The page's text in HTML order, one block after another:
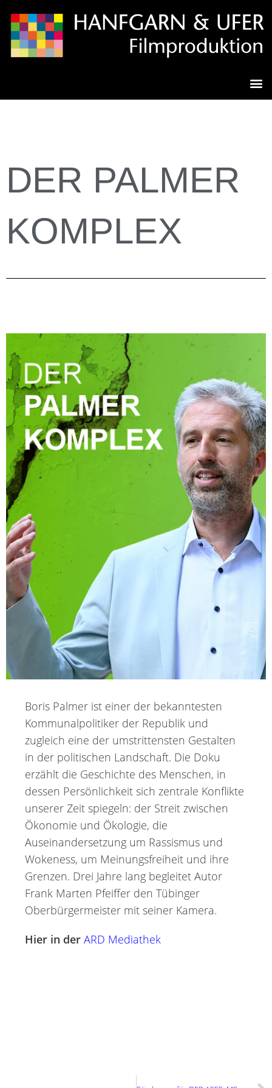
DER PALMER
KOMPLEX
Boris Palmer ist einer der bekanntesten
Kommunalpolitiker der Republik und
zugleich eine der umstrittensten Gestalten
in der politischen Landschaft. Die Doku
erzählt die Geschichte des Menschen, in
dessen Persönlichkeit sich zentrale Konflikte
unserer Zeit spiegeln: der Streit zwischen
Ökonomie und Ökologie, die
Auseinandersetzung um Rassismus und
Wokeness, um Meinungsfreiheit und ihre
Grenzen. Drei Jahre lang begleitet Autor
Frank Marten Pfeiffer den Tübinger
Oberbürgermeister mit seiner Kamera.
Hier in derARD Mediathek